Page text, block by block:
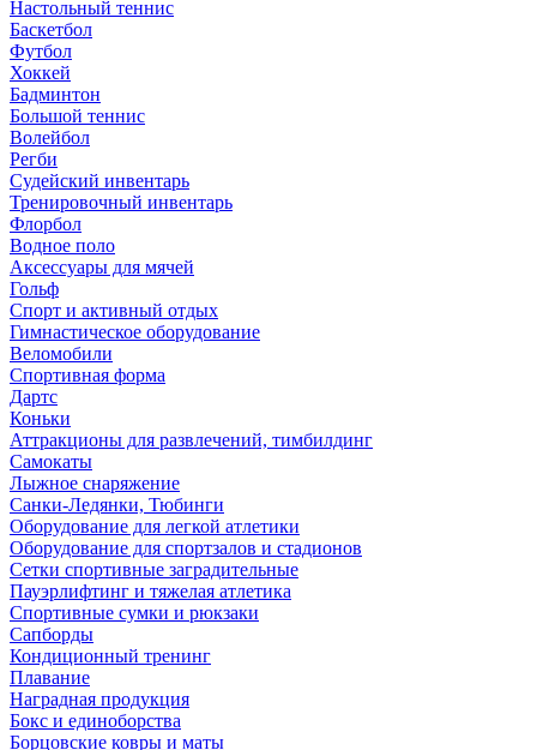
Настольный теннис
Баскетбол
Футбол
Хоккей
Бадминтон
Большой теннис
Волейбол
Регби
Судейский инвентарь
Тренировочный инвентарь
Флорбол
Водное поло
Аксессуары для мячей
Гольф
Спорт и активный отдых
Гимнастическое оборудование
Веломобили
Спортивная форма
Дартс
Коньки
Аттракционы для развлечений, тимбилдинг
Самокаты
Лыжное снаряжение
Санки-Ледянки, Тюбинги
Оборудование для легкой атлетики
Оборудование для спортзалов и стадионов
Сетки спортивные заградительные
Пауэрлифтинг и тяжелая атлетика
Спортивные сумки и рюкзаки
Сапборды
Кондиционный тренинг
Плавание
Наградная продукция
Бокс и единоборства
Борцовские ковры и маты